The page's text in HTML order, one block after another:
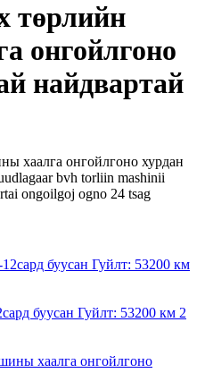
төрлийн
онгойлгоно
найдвартай
хаалга онгойлгоно хурдан
bvh torliin mashinii
ongoilgoj ogno 24 tsag
буусан Гуйлт: 53200 км 2